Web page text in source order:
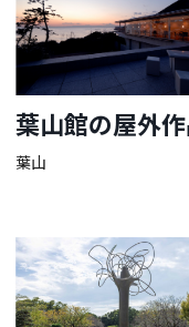
葉山館の屋外
葉山